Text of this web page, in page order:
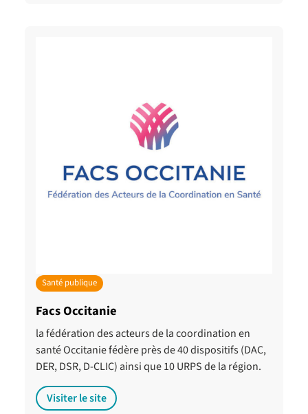
Santé publique
Facs Occitanie
la fédération des acteurs de la coordination en
santé Occitanie fédère près de 40 dispositifs (DAC,
DER, DSR, D-CLIC) ainsi que 10 URPS de la région.
Visiter le site